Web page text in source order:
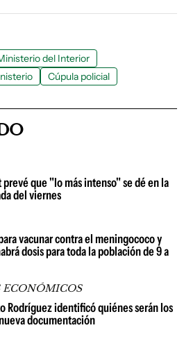
del Interior
Cúpula policial
que "lo más intenso" se dé en la
del viernes
vacunar contra el meningococo y
dosis para toda la población de 9 a
Rodríguez identificó quiénes serán los
documentación